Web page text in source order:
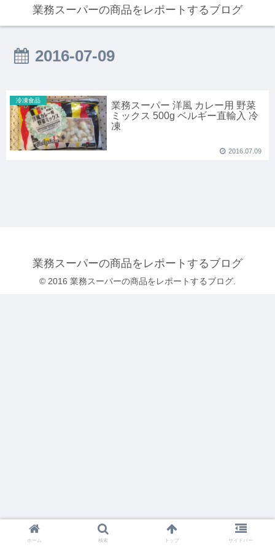
業務スーパーの商品をレポートするブログ
2016-07-09
冷凍食品
業務スーパー 洋風 カレー用 野菜
ミックス 500g ベルギー直輸入 冷
凍
2016.07.09
業務スーパーの商品をレポートするブログ
© 2016 業務スーパーの商品をレポートするブログ.
ホーム 検索 トップ サイドバー